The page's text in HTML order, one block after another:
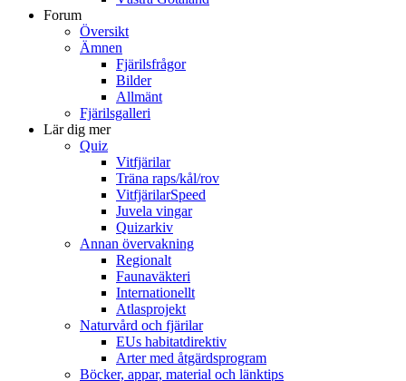
Forum
Översikt
Ämnen
Fjärilsfrågor
Bilder
Allmänt
Fjärilsgalleri
Lär dig mer
Quiz
Vitfjärilar
Träna raps/kål/rov
VitfjärilarSpeed
Juvela vingar
Quizarkiv
Annan övervakning
Regionalt
Faunaväkteri
Internationellt
Atlasprojekt
Naturvård och fjärilar
EUs habitatdirektiv
Arter med åtgärdsprogram
Böcker, appar, material och länktips